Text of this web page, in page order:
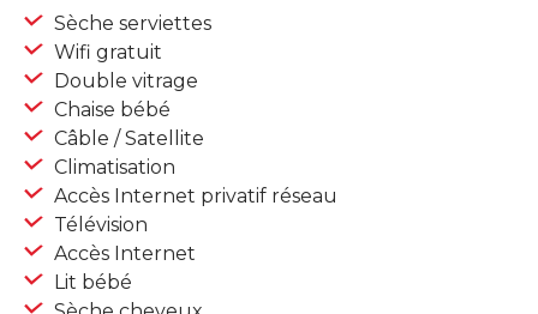
Sèche serviettes
Wifi gratuit
Double vitrage
Chaise bébé
Câble / Satellite
Climatisation
Accès Internet privatif réseau
Télévision
Accès Internet
Lit bébé